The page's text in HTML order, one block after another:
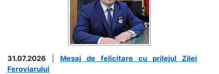
31.07.2026
Mesaj de felicitare cu prilejul Zilei
Feroviarului